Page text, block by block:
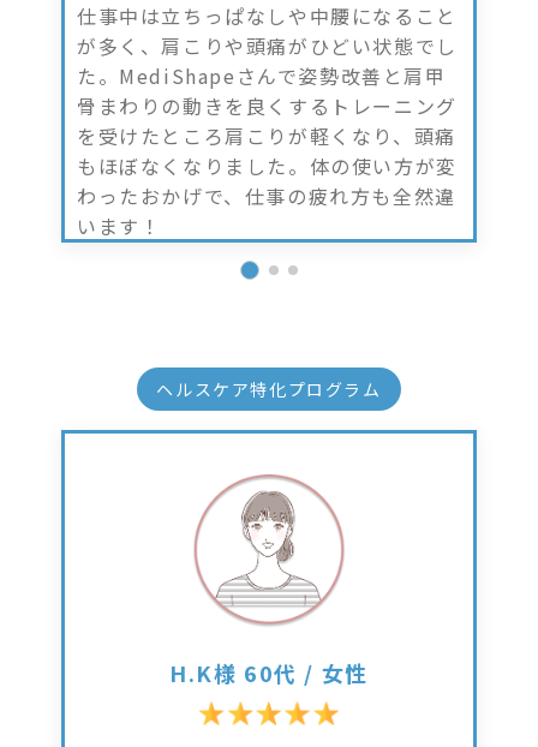
仕事中は立ちっぱなしや中腰になること
が多く、肩こりや頭痛がひどい状態でし
た。MediShapeさんで姿勢改善と肩甲
骨まわりの動きを良くするトレーニング
を受けたところ肩こりが軽くなり、頭痛
もほぼなくなりました。体の使い方が変
わったおかげで、仕事の疲れ方も全然違
います！
ヘルスケア特化プログラム
H.K様 60代 / 女性